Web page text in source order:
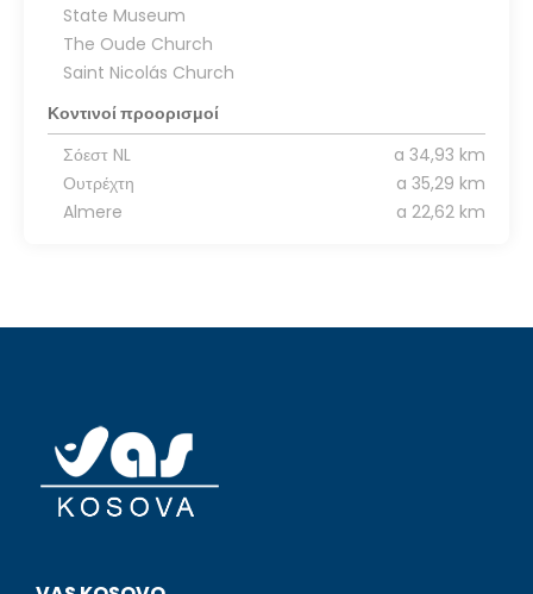
State Museum
The Oude Church
Saint Nicolás Church
Κοντινοί προορισμοί
Σόεστ NL
a 34,93 km
Ουτρέχτη
a 35,29 km
Almere
a 22,62 km